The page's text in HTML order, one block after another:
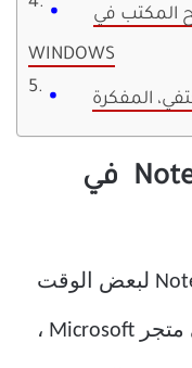
المكتب في
WINDOWS
المفكرة
ماذا حدث للمفكرة Notepad في
تعمل Microsoft مع برنامج Notepad لبعض الوقت
الآن. في وقت سابق ، نقلوه إلى متجر Microsoft ،